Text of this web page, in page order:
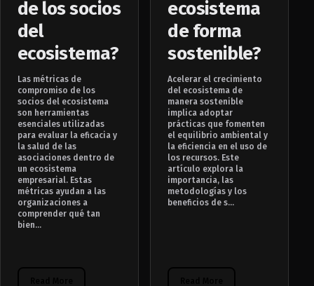
de los socios
del
ecosistema?
Las métricas de
compromiso de los
socios del ecosistema
son herramientas
esenciales utilizadas
para evaluar la eficacia y
la salud de las
asociaciones dentro de
un ecosistema
empresarial. Estas
métricas ayudan a las
organizaciones a
comprender qué tan
bien...
ecosistema
de forma
sostenible?
Acelerar el crecimiento
del ecosistema de
manera sostenible
implica adoptar
prácticas que fomenten
el equilibrio ambiental y
la eficiencia en el uso de
los recursos. Este
artículo explora la
importancia, las
metodologías y los
beneficios de s...